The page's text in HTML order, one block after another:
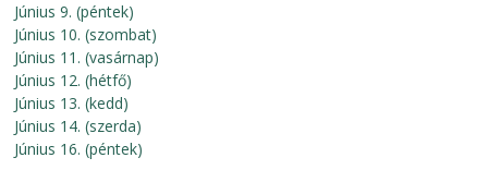
Június 9. (péntek)
Június 10. (szombat)
Június 11. (vasárnap)
Június 12. (hétfő)
Június 13. (kedd)
Június 14. (szerda)
Június 16. (péntek)